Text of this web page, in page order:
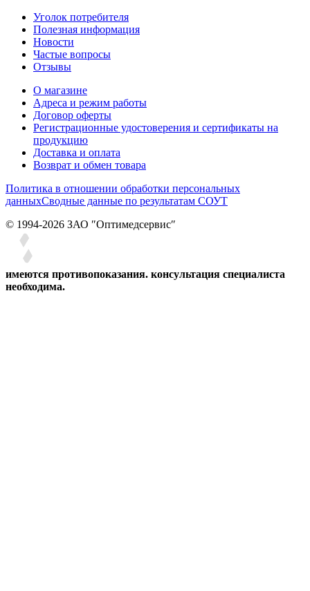
Уголок потребителя
Полезная информация
Новости
Частые вопросы
Отзывы
О магазине
Адреса и режим работы
Договор оферты
Регистрационные удостоверения и сертификаты на
продукцию
Доставка и оплата
Возврат и обмен товара
Политика в отношении обработки персональных
данныхСводные данные по результатам СОУТ
© 1994-2026 ЗАО ″Оптимедсервис″
имеются противопоказания. консультация специалиста
необходима.